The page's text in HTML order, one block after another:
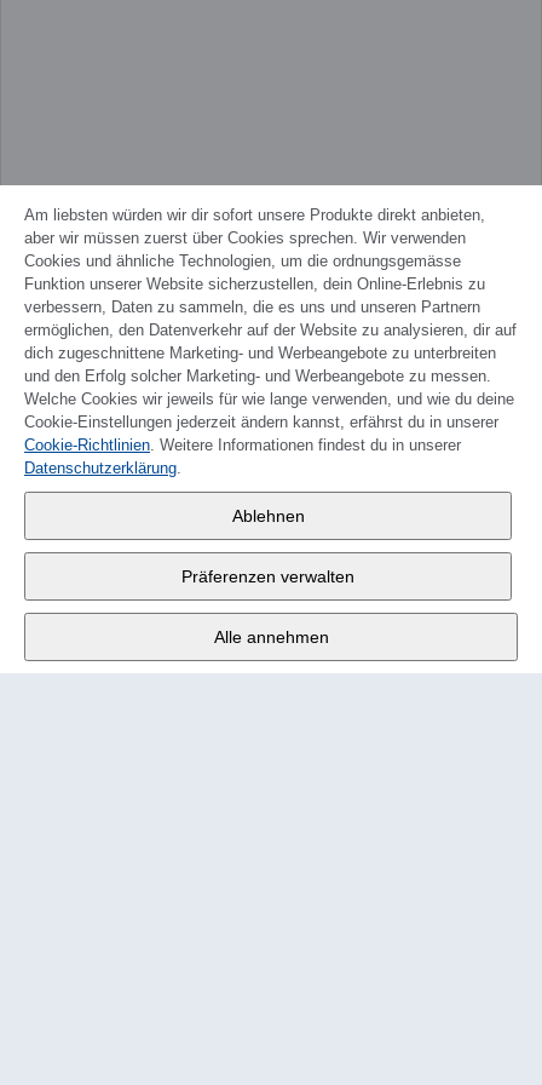
FRANÇAIS
Fabrikstrasse 10, 3176 Neuenegg
Mo - Fr 9:00 - 12:00 Uhr
Tel. +4131 377 21 11
Am liebsten würden wir dir sofort unsere Produkte direkt anbieten,
aber wir müssen zuerst über Cookies sprechen. Wir verwenden
Cookies und ähnliche Technologien, um die ordnungsgemässe
Funktion unserer Website sicherzustellen, dein Online-Erlebnis zu
verbessern, Daten zu sammeln, die es uns und unseren Partnern
ermöglichen, den Datenverkehr auf der Website zu analysieren, dir auf
dich zugeschnittene Marketing- und Werbeangebote zu unterbreiten
und den Erfolg solcher Marketing- und Werbeangebote zu messen.
Welche Cookies wir jeweils für wie lange verwenden, und wie du deine
Cookie-Einstellungen jederzeit ändern kannst, erfährst du in unserer
Cookie-Richtlinien. Weitere Informationen findest du in unserer
Datenschutzerklärung.
Ablehnen
Präferenzen verwalten
Alle annehmen